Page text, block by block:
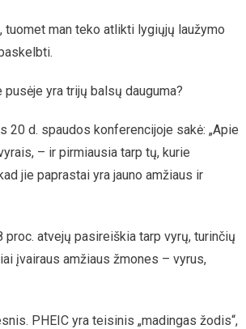
tuomet man teko atlikti lygiųjų laužymo
pusėje yra trijų balsų dauguma?
20 d. spaudos konferencijoje sakė: „Apie
– ir pirmiausia tarp tų, kurie
jie paprastai yra jauno amžiaus ir
atvejų pasireiškia tarp vyrų, turinčių
įvairaus amžiaus žmones – vyrus,
PHEIC yra teisinis „madingas žodis“,